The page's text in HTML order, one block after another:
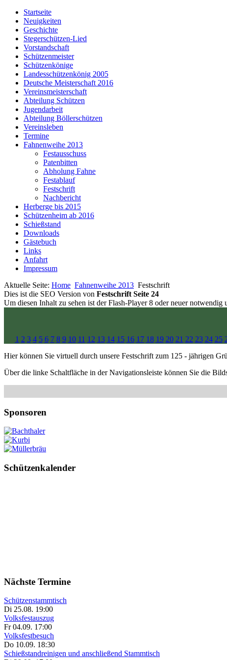
Startseite
Neuigkeiten
Geschichte
Stegerschützen-Lied
Vorstandschaft
Schützenmeister
Schützenkönige
Landesschützenkönig 2005
Deutsche Meisterschaft 2016
Vereinsmeisterschaft
Abteilung Schützen
Jugendarbeit
Abteilung Böllerschützen
Vereinsleben
Termine
Fahnenweihe 2013
Festausschuss
Patenbitten
Abholung Fahne
Festablauf
Festschrift
Nachbericht
Herberge bis 2015
Schützenheim ab 2016
Schießstand
Downloads
Gästebuch
Links
Anfahrt
Impressum
Aktuelle Seite: Home Fahnenweihe 2013 Festschrift
Dies ist die SEO Version von Festschrift Seite 24
Um diesen Inhalt zu sehen ist der Flash-Player 8 oder neuer
1 2 3 4 5 6 7 8 9 10 11 12 13 14 15 16 17 18 19 20 21 22 23 24 25
Hier können Sie virtuell durch unsere Festschrift zum 125 - jährigen
Über die linke Schaltfläche in der Navigationsleiste können Sie die
Sponsoren
Schützenkalender
Nächste Termine
Schützenstammtisch
Di 25.08. 19:00
Volksfestauszug
Fr 04.09. 17:00
Volksfestbesuch
Do 10.09. 18:30
Schießstandreinigen und anschließend Stammtisch